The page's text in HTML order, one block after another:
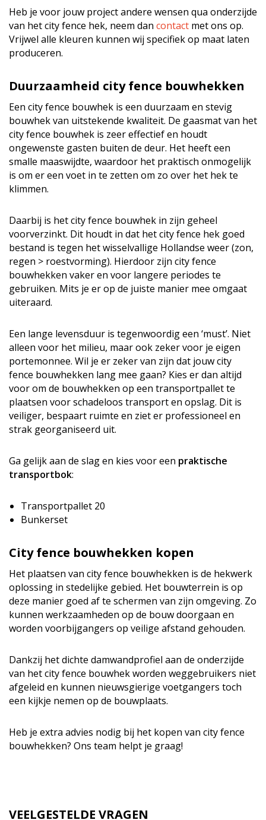
Heb je voor jouw project andere wensen qua onderzijde
van het city fence hek, neem dan contact met ons op.
Vrijwel alle kleuren kunnen wij specifiek op maat laten
produceren.
Duurzaamheid city fence bouwhekken
Een city fence bouwhek is een duurzaam en stevig
bouwhek van uitstekende kwaliteit. De gaasmat van het
city fence bouwhek is zeer effectief en houdt
ongewenste gasten buiten de deur. Het heeft een
smalle maaswijdte, waardoor het praktisch onmogelijk
is om er een voet in te zetten om zo over het hek te
klimmen.
Daarbij is het city fence bouwhek in zijn geheel
voorverzinkt. Dit houdt in dat het city fence hek goed
bestand is tegen het wisselvallige Hollandse weer (zon,
regen > roestvorming). Hierdoor zijn city fence
bouwhekken vaker en voor langere periodes te
gebruiken. Mits je er op de juiste manier mee omgaat
uiteraard.
Een lange levensduur is tegenwoordig een ‘must’. Niet
alleen voor het milieu, maar ook zeker voor je eigen
portemonnee. Wil je er zeker van zijn dat jouw city
fence bouwhekken lang mee gaan? Kies er dan altijd
voor om de bouwhekken op een transportpallet te
plaatsen voor schadeloos transport en opslag. Dit is
veiliger, bespaart ruimte en ziet er professioneel en
strak georganiseerd uit.
Ga gelijk aan de slag en kies voor een praktische
transportbok:
Transportpallet 20
Bunkerset
City fence bouwhekken kopen
Het plaatsen van city fence bouwhekken is de hekwerk
oplossing in stedelijke gebied. Het bouwterrein is op
deze manier goed af te schermen van zijn omgeving. Zo
kunnen werkzaamheden op de bouw doorgaan en
worden voorbijgangers op veilige afstand gehouden.
Dankzij het dichte damwandprofiel aan de onderzijde
van het city fence bouwhek worden weggebruikers niet
afgeleid en kunnen nieuwsgierige voetgangers toch
een kijkje nemen op de bouwplaats.
Heb je extra advies nodig bij het kopen van city fence
bouwhekken? Ons team helpt je graag!
VEELGESTELDE VRAGEN